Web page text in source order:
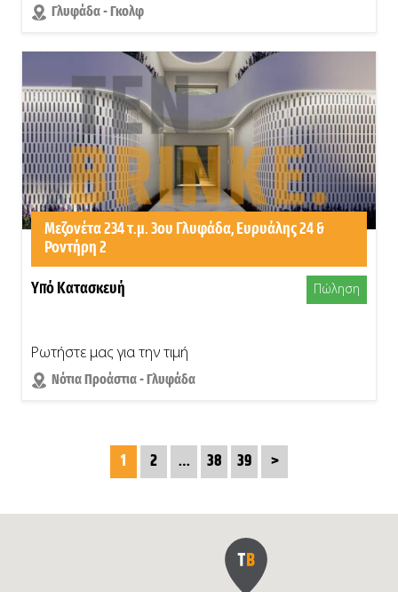
Γλυφάδα - Γκολφ
Μεζονέτα 234 τ.μ. 3ου Γλυφάδα, Ευρυάλης 24 &
Ροντήρη 2
Υπό Κατασκευή
Πώληση
Ρωτήστε μας για την τιμή
Νότια Προάστια - Γλυφάδα
1 2 … 38 39 >